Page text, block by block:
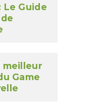
Le Guide
meilleur
Game